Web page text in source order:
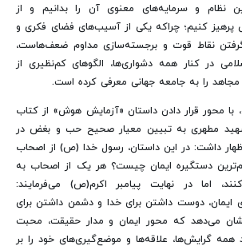
نظام و سرمایه‌های معنوی آن را بدانیم و از
پرهیز کنیم؛ چراکه یکی از آسیب‌های فضای فکری و
گرفتن نقاط قوت و برجسته‌سازی مداوم ضعف‌هاست،
در کنار همه دشواری‌ها، الگوهای کم‌نظیری از
را به جامعه جهانی معرفی کرده است.
با محور قرار دادن داستان «آزمایش هوش» از کتاب
شهید مطهری به تبیین معیار صحیح حب و بغض در
داشت: در این داستان، رسول خدا (ص) از اصحاب
دستگیره ایمان چیست؟ هر یک از اصحاب به
اما در نهایت پیامبر اکرم(ص) می‌فرمایند:
ایمان، دوست داشتن برای خدا و دشمن داشتن برای
می‌دهد که محور ایمان و مدار حقیقت، محبت
همه گرایش‌ها، علاقه‌ها و موضع‌گیری‌های خود را بر